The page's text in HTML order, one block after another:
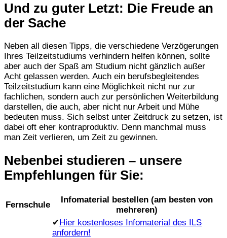
Und zu guter Letzt: Die Freude an
der Sache
Neben all diesen Tipps, die verschiedene Verzögerungen
Ihres Teilzeitstudiums verhindern helfen können, sollte
aber auch der Spaß am Studium nicht gänzlich außer
Acht gelassen werden. Auch ein berufsbegleitendes
Teilzeitstudium kann eine Möglichkeit nicht nur zur
fachlichen, sondern auch zur persönlichen Weiterbildung
darstellen, die auch, aber nicht nur Arbeit und Mühe
bedeuten muss. Sich selbst unter Zeitdruck zu setzen, ist
dabei oft eher kontraproduktiv. Denn manchmal muss
man Zeit verlieren, um Zeit zu gewinnen.
Nebenbei studieren – unsere
Empfehlungen für Sie:
Fernschule
Infomaterial bestellen (am besten von
mehreren)
✔Hier kostenloses Infomaterial des ILS
anfordern!